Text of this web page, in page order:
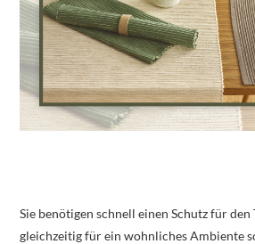
Sie benötigen schnell einen Schutz für
gleichzeitig für ein wohnliches Ambiente